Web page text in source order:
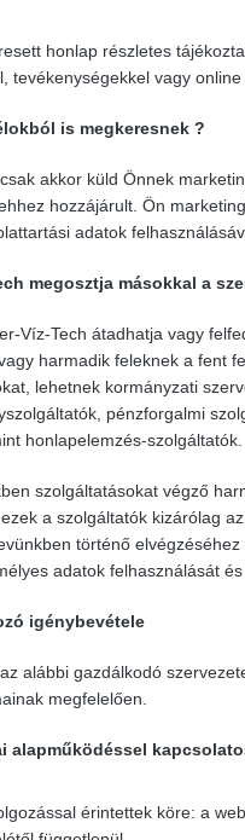
honlap részletes
tevékenységekkel vagy
is megkeresnek ?
akkor küld Önnek
hozzájárult. Ön
adatok
megosztja másokkal a
Víz-Tech átadhatja vagy
harmadik feleknek a fent
lehetnek kormányzati
pénzforgalmi
honlapelemzés-szolgáltatók.
szolgáltatásokat végző
a szolgáltatók kizárólag
történő
adatok felhasználását
igénybevétele
alábbi gazdálkodó
megfelelően.
alapműködéssel
érintettek köre: a